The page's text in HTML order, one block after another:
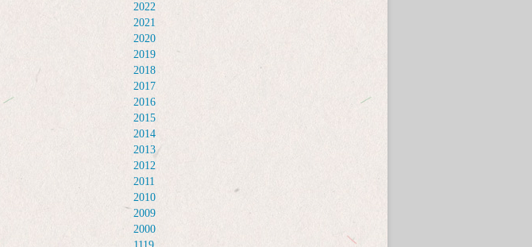
2022
2021
2020
2019
2018
2017
2016
2015
2014
2013
2012
2011
2010
2009
2000